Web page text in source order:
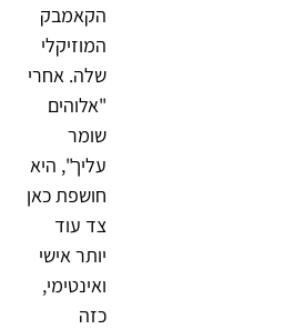
הקאמבק
המוזיקלי
שלה. אחרי
"אלוהים
שומר
עליך", היא
חושפת כאן
צד עוד
יותר אישי
ואינטימי,
כזה